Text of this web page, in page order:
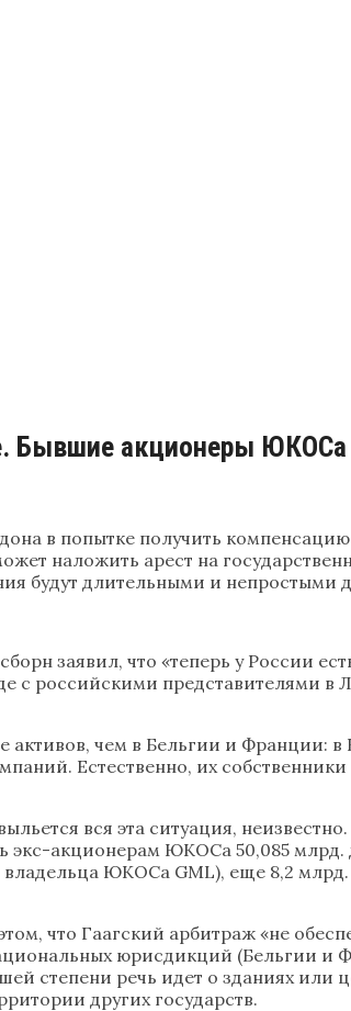
Бывшие акционеры ЮКОСа
в попытке получить
наложить арест на
будут длительными и непростыми
заявил, что «теперь у России
с российскими представителями
чем в Бельгии и Франции:
Естественно, их
вся эта ситуация,
экс-акционерам ЮКОСа 50,085
владельца ЮКОСа GML), еще 8,2
что Гаагский арбитраж «не
юрисдикций (Бельгии и
степени речь идет о зданиях
других государств.